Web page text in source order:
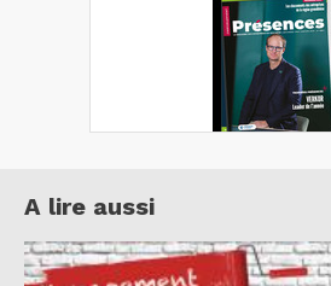
A lire aussi